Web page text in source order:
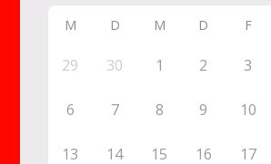
M D M D F
29 30 1 2 3
6 7 8 9 10
13 14 15 16 17